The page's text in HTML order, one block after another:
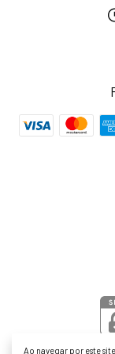
Ao navegar por este site